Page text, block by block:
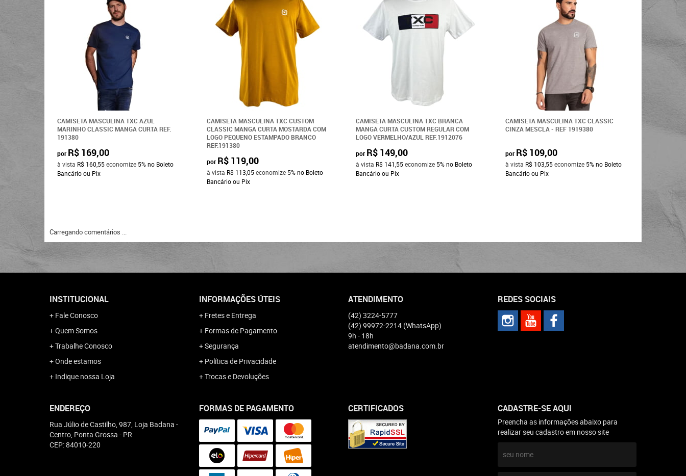
CAMISETA MASCULINA TXC AZUL
MARINHO CLASSIC MANGA CURTA REF.
191380
por R$ 169,00
à vista R$ 160,55economize 5%no Boleto
Bancário ou Pix
CAMISETA MASCULINA TXC CUSTOM
CLASSIC MANGA CURTA MOSTARDA COM
LOGO PEQUENO ESTAMPADO BRANCO
REF:191380
por R$ 119,00
à vista R$ 113,05economize 5% no Boleto
Bancário ou Pix
CAMISETA MASCULINA TXC BRANCA
MANGA CURTA CUSTOM REGULAR COM
LOGO VERMELHO/AZUL REF.1912076
por R$ 149,00
à vista R$ 141,55economize 5%no Boleto
Bancário ou Pix
CAMISETA MASCULINA TXC CLASSIC
CINZA MESCLA - REF 1919380
por R$ 109,00
à vista R$ 103,55economize 5% no Boleto
Bancário ou Pix
MANGA
REF:
Carregando comentários ...
INSTITUCIONAL
Fale Conosco
Quem Somos
Trabalhe Conosco
Onde estamos
Indique nossa Loja
INFORMAÇÕES ÚTEIS
Fretes e Entrega
Formas de Pagamento
Segurança
Política de Privacidade
Trocas e Devoluções
ATENDIMENTO
(42) 3224-5777
(42) 99972-2214 (WhatsApp)
9h - 18h
atendimento@badana.com.br
REDES SOCIAIS
ENDEREÇO
Rua Júlio de Castilho, 987, Loja Badana -
Centro, Ponta Grossa - PR
CEP: 84010-220
FORMAS DE PAGAMENTO CERTIFICADOS CADASTRE-SE AQUI
Preencha as informações abaixo para
realizar seu cadastro em nosso site